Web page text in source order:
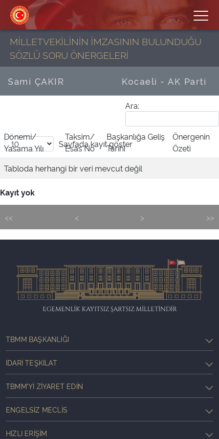
MİLLETVEKİLİNİN İMZASININ BULUNDUĞU
SÖZLÜ SORU ÖNERGELERİ
Sami ÇAKIR Kocaeli - AK Parti
Ara:
Sayfadakayıt göster
Dönemi/
Yasama Yılı
Taksim/
Esas No
Başkanlığa Geliş
Tarihi
Önergenin
Özeti
Tabloda herhangi bir veri mevcut değil
Kayıt yok
<< < > >>
EGEMENLİK KAYITSIZ ŞARTSIZ MİLLETİNDİR
TBMM BAŞKANLIĞI
İDARI TEŞKILAT
TBMM'YI ZIYARET EDIN
ENGELSIZ MECLIS
HIZLI ERIŞIM